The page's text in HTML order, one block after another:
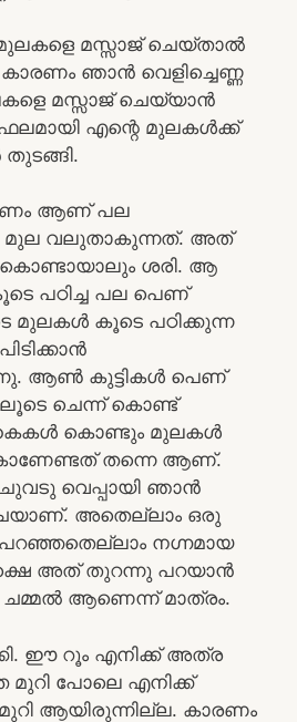
മസ്സാജ് ചെയ്‌താല്‍
ഞാന്‍ വെളിച്ചെണ്ണ
മസ്സാജ് ചെയ്യാന്‍
എന്റെ മുലകള്‍ക്ക്
തുടങ്ങി.
ആണ് പല
മുല വലുതാകുന്നത്. അത്
ശരി. ആ
പഠിച്ച പല പെണ്
മുലകള്‍ കൂടെ പഠിക്കുന്ന
ആണ്‍ കുട്ടികള്‍ പെണ്
ചെന്ന് കൊണ്ട്
കൊണ്ടും മുലകള്‍
കാണേണ്ടത് തന്നെ ആണ്.
വെപ്പായി ഞാന്‍
അതെല്ലാം ഒരു
നഗ്നമായ
അത് തുറന്നു പറയാന്‍
ആണെന്ന് മാത്രം.
ഈ റൂം എനിക്ക് അത്ര
മുറി പോലെ എനിക്ക്
ആയിരുന്നില്ല. കാരണം